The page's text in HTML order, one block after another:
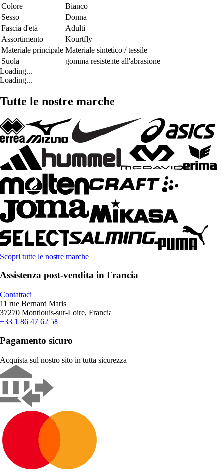
Colore
Bianco
Sesso
Donna
Fascia d'età
Adulti
Assortimento
Kourtfly
Materiale principale Materiale sintetico / tessile
Suola
gomma resistente all'abrasione
Loading...
Loading...
Tutte le nostre marche
Scopri tutte le nostre marche
Assistenza post-vendita in Francia
Contattaci
11 rue Bernard Maris
37270 Montlouis-sur-Loire, Francia
+33 1 86 47 62 58
Pagamento sicuro
Acquista sul nostro sito in tutta sicurezza